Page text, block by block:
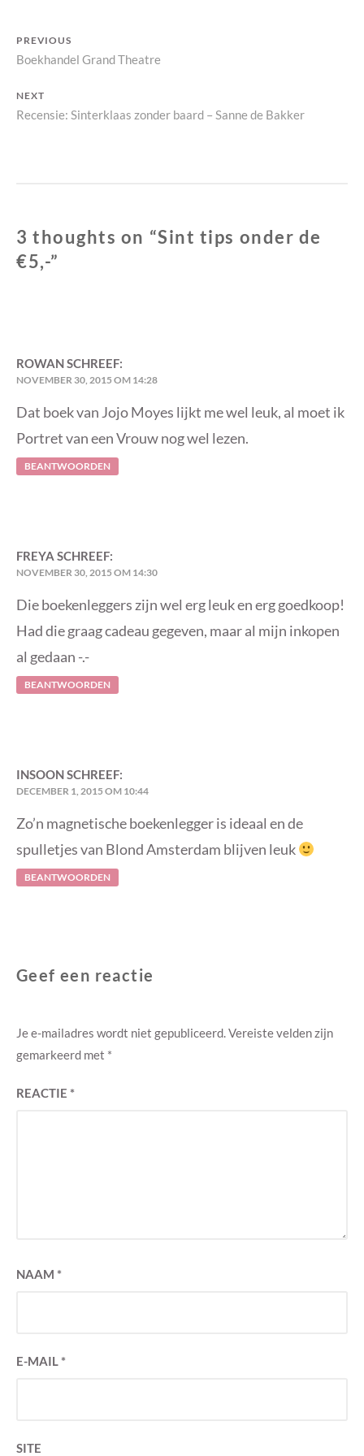
Bericht
navigatie
PREVIOUS
Previous
Boekhandel Grand Theatre
NEXT
Next
Recensie: Sinterklaas zonder baard – Sanne de Bakker
3 thoughts on “Sint tips onder de
€5,-”
ROWANSCHREEF:
NOVEMBER 30, 2015 OM 14:28
Dat boek van Jojo Moyes lijkt me wel leuk, al moet ik
Portret van een Vrouw nog wel lezen.
BEANTWOORDEN
FREYA SCHREEF:
NOVEMBER 30, 2015 OM 14:30
Die boekenleggers zijn wel erg leuk en erg goedkoop!
Had die graag cadeau gegeven, maar al mijn inkopen
al gedaan -.-
BEANTWOORDEN
INSOONSCHREEF:
DECEMBER 1, 2015 OM 10:44
Zo’n magnetische boekenlegger is ideaal en de
spulletjes van Blond Amsterdam blijven leuk
BEANTWOORDEN
Geef een reactie
Je e-mailadres wordt niet gepubliceerd.Vereiste velden zijn
gemarkeerd met *
REACTIE *
NAAM *
E-MAIL*
SITE